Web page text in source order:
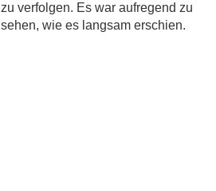
zu verfolgen. Es war aufregend zu
sehen, wie es langsam erschien.